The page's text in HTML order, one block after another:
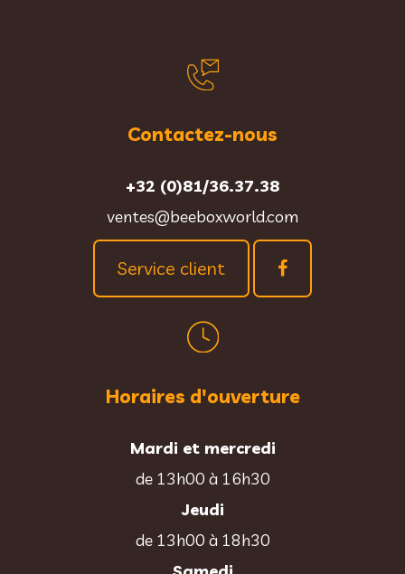
Contactez-nous
+32 (0)81/36.37.38
ventes@beeboxworld.com
Service client
Horaires d'ouverture
Mardi et mercredi
de 13h00 à 16h30
Jeudi
de 13h00 à 18h30